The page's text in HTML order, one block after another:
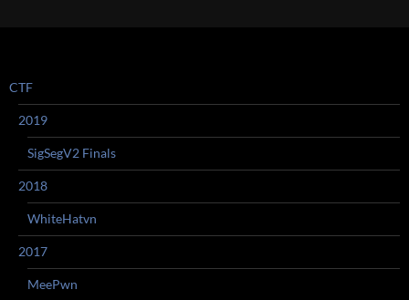
CTF
2019
SigSegV2 Finals
2018
WhiteHatvn
2017
MeePwn